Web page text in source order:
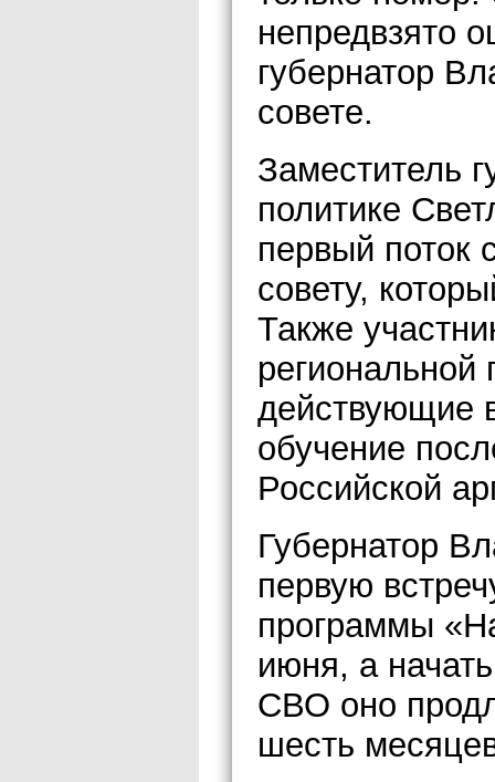
непредвзято
губернатор
совете.
Заместитель
политике
первый поток
совету,
Также
действующие
обучение
Российской
Губернатор
первую
программы
июня, а
СВО оно
шесть